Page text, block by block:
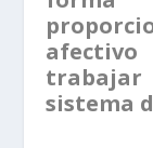
trabajar
sistema